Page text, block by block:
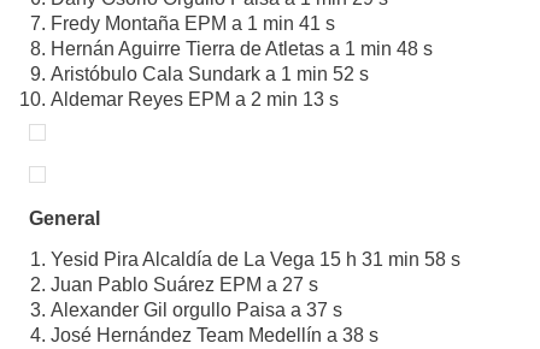
Fredy Montaña EPM a 1 min 41 s
Hernán Aguirre Tierra de Atletas a 1 min 48 s
Aristóbulo Cala Sundark a 1 min 52 s
Aldemar Reyes EPM a 2 min 13 s
General
Yesid Pira Alcaldía de La Vega 15 h 31 min 58 s
Juan Pablo Suárez EPM a 27 s
Alexander Gil orgullo Paisa a 37 s
José Hernández Team Medellín a 38 s